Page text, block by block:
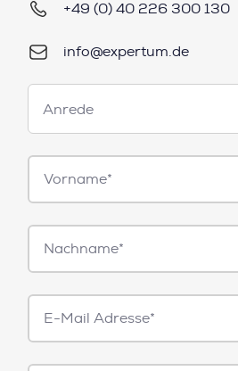
+49 (0) 40 226 300 130
info@expertum.de
Anrede
Anrede
Vorname*
Nachname*
E-
Mail*